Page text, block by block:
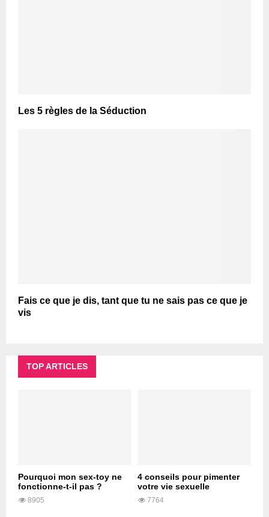
Les 5 règles de la Séduction
Fais ce que je dis, tant que tu ne sais pas ce que je
vis
TOP ARTICLES
Pourquoi mon sex-toy ne
fonctionne-t-il pas ?
8905
4 conseils pour pimenter
votre vie sexuelle
7764